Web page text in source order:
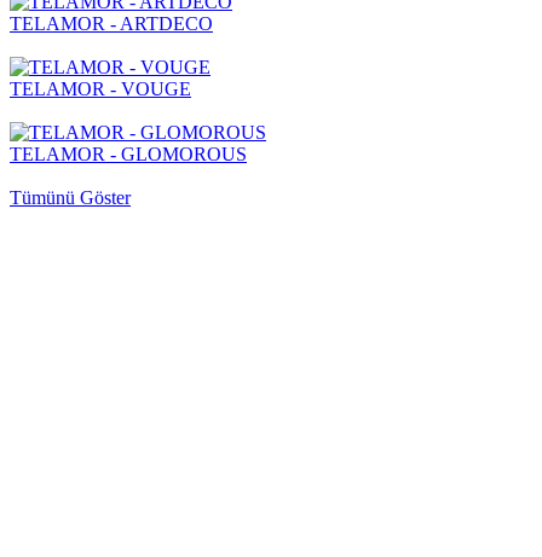
TELAMOR - ARTDECO
TELAMOR - VOUGE
TELAMOR - GLOMOROUS
Tümünü Göster